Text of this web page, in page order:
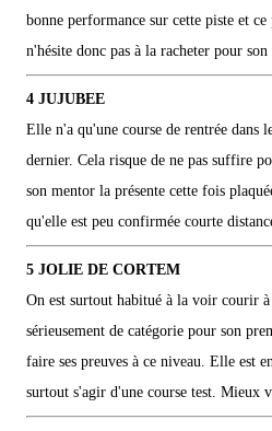
bonne performance sur cette piste et
n'hésite donc pas à la racheter pour
4 JUJUBEE
Elle n'a qu'une course de rentrée dans
dernier. Cela risque de ne pas suffire
son mentor la présente cette fois
qu'elle est peu confirmée courte
5 JOLIE DE CORTEM
On est surtout habitué à la voir courir
sérieusement de catégorie pour son
faire ses preuves à ce niveau. Elle est
surtout s'agir d'une course test. Mieux